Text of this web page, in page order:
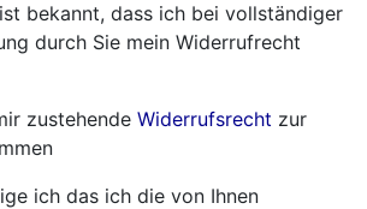
bekannt, dass ich bei vollständiger
durch Sie mein Widerrufrecht
zustehende Widerrufsrecht zur
ich das ich die von Ihnen